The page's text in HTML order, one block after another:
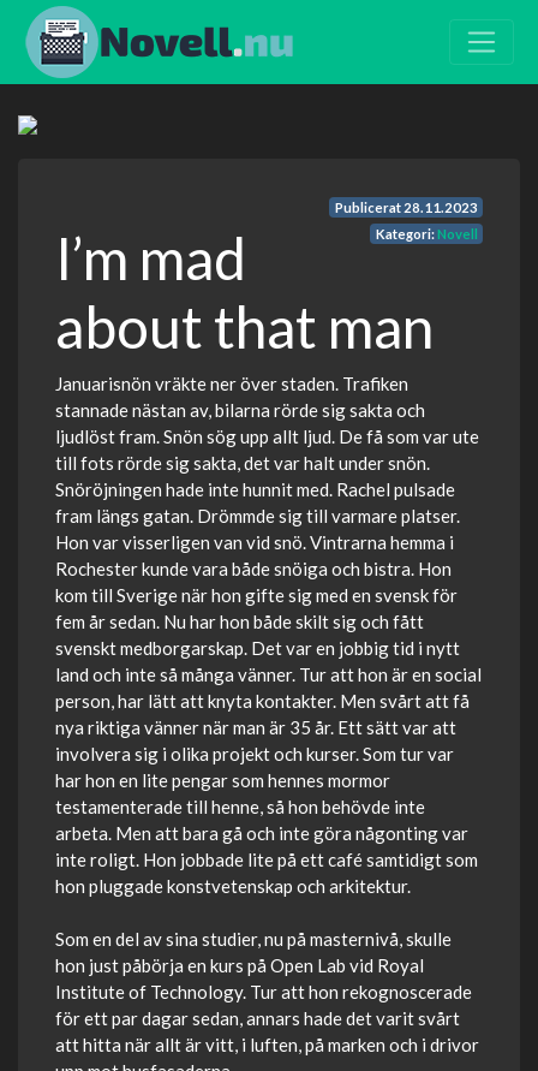
Publicerat 28.11.2023
Kategori:Novell
I’m mad
about that man
Januarisnön vräkte ner över staden. Trafiken
stannade nästan av, bilarna rörde sig sakta och
ljudlöst fram. Snön sög upp allt ljud. De få som var ute
till fots rörde sig sakta, det var halt under snön.
Snöröjningen hade inte hunnit med. Rachel pulsade
fram längs gatan. Drömmde sig till varmare platser.
Hon var visserligen van vid snö. Vintrarna hemma i
Rochester kunde vara både snöiga och bistra. Hon
kom till Sverige när hon gifte sig med en svensk för
fem år sedan. Nu har hon både skilt sig och fått
svenskt medborgarskap. Det var en jobbig tid i nytt
land och inte så många vänner. Tur att hon är en social
person, har lätt att knyta kontakter. Men svårt att få
nya riktiga vänner när man är 35 år. Ett sätt var att
involvera sig i olika projekt och kurser. Som tur var
har hon en lite pengar som hennes mormor
testamenterade till henne, så hon behövde inte
arbeta. Men att bara gå och inte göra någonting var
inte roligt. Hon jobbade lite på ett café samtidigt som
hon pluggade konstvetenskap och arkitektur.
Som en del av sina studier, nu på masternivå, skulle
hon just påbörja en kurs på Open Lab vid Royal
Institute of Technology. Tur att hon rekognoscerade
för ett par dagar sedan, annars hade det varit svårt
att hitta när allt är vitt, i luften, på marken och i drivor